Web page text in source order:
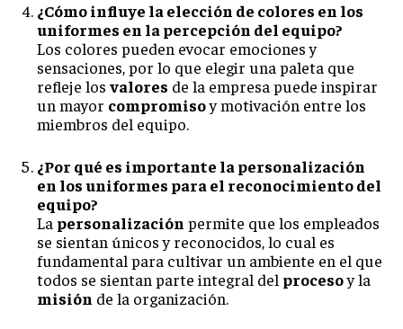
¿Cómo influye la elección de colores en los
uniformes en la percepción del equipo?
Los colores pueden evocar emociones y
sensaciones, por lo que elegir una paleta que
refleje los valores de la empresa puede inspirar
un mayor compromisoy motivación entre los
miembros del equipo.
¿Por qué es importante la personalización
en los uniformes para el reconocimiento del
equipo?
La personalización permite que los empleados
se sientan únicos y reconocidos, lo cual es
fundamental para cultivar un ambiente en el que
todos se sientan parte integral del procesoy la
misión de la organización.